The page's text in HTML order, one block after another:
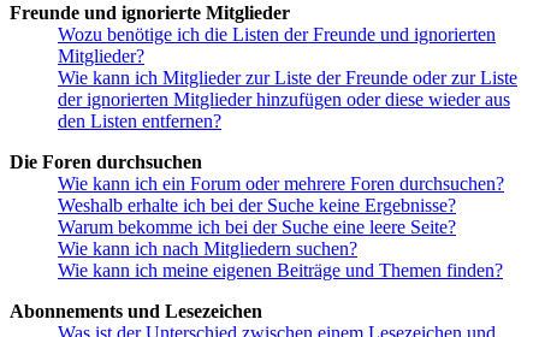
Freunde und ignorierte Mitglieder
Wozu benötige ich die Listen der Freunde und ignorierten
Mitglieder?
Wie kann ich Mitglieder zur Liste der Freunde oder zur Liste
der ignorierten Mitglieder hinzufügen oder diese wieder aus
den Listen entfernen?
Die Foren durchsuchen
Wie kann ich ein Forum oder mehrere Foren durchsuchen?
Weshalb erhalte ich bei der Suche keine Ergebnisse?
Warum bekomme ich bei der Suche eine leere Seite?
Wie kann ich nach Mitgliedern suchen?
Wie kann ich meine eigenen Beiträge und Themen finden?
Abonnements und Lesezeichen
Was ist der Unterschied zwischen einem Lesezeichen und